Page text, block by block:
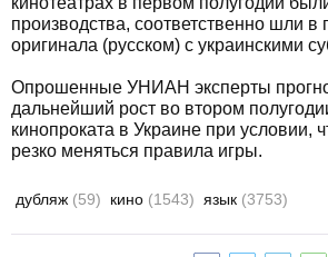
производства, соответственно шли в
оригинала (русском) с украинскими
Опрошенные УНИАН эксперты
дальнейший рост во втором
кинопроката в Украине при условии,
резко меняться правила игры.
дубляж (59) кино (1543) язык (3753)